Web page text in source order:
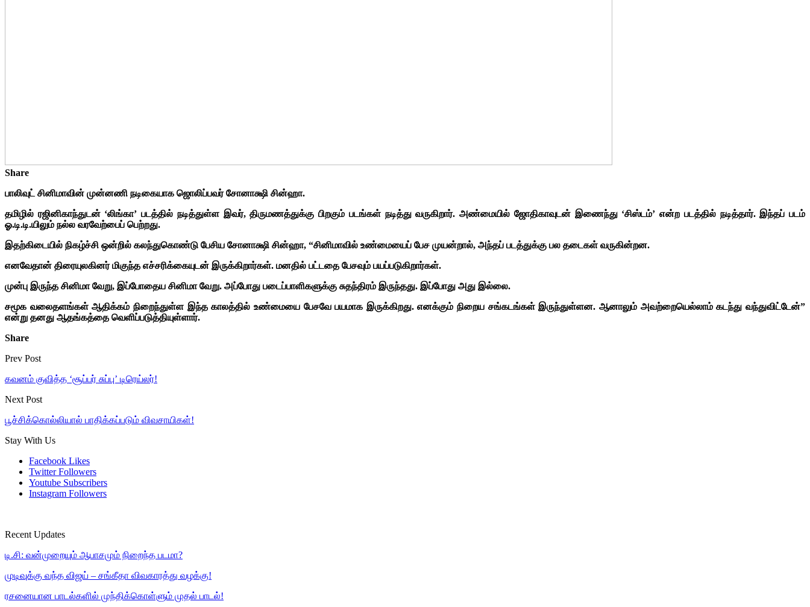
Share
பாலிவுட் சினிமாவின் முன்னணி நடிகையாக ஜொலிப்பவர் சோனாக்ஷி சின்ஹா.
தமிழில் ரஜினிகாந்துடன் ‘லிங்கா’ படத்தில் நடித்துள்ள இவர், திருமணத்துக்கு பிறகும் படங்கள் நடித்து வருகிறார். அண்மையில் ஜோதிகாவுடன் இணைந்து ‘சிஸ்டம்’ என்ற படத்தில் நடித்தார். இந்தப் படம்
ஓ.டி.டி.யிலும் நல்ல வரவேற்பைப் பெற்றது.
இதற்கிடையில் நிகழ்ச்சி ஒன்றில் கலந்துகொண்டு பேசிய சோனாக்ஷி சின்ஹா, “சினிமாவில் உண்மையைப் பேச முயன்றால், அந்தப் படத்துக்கு பல தடைகள் வருகின்றன.
எனவேதான் திரையுலகினர் மிகுந்த எச்சரிக்கையுடன் இருக்கிறார்கள். மனதில் பட்டதை பேசவும் பயப்படுகிறார்கள்.
முன்பு இருந்த சினிமா வேறு, இப்போதைய சினிமா வேறு. அப்போது படைப்பாளிகளுக்கு சுதந்திரம் இருந்தது. இப்போது அது இல்லை.
சமூக வலைதளங்கள் ஆதிக்கம் நிறைந்துள்ள இந்த காலத்தில் உண்மையை பேசவே பயமாக இருக்கிறது. எனக்கும் நிறைய சங்கடங்கள் இருந்துள்ளன. ஆனாலும் அவற்றையெல்லாம் கடந்து வந்துவிட்டேன்”
என்று தனது ஆதங்கத்தை வெளிப்படுத்தியுள்ளார்.
Share
Prev Post
கவனம் குவித்த ‘சூப்பர் சுப்பு’ டிரெய்லர்!
Next Post
பூச்சிக்கொல்லியால் பாதிக்கப்படும் விவசாயிகள்!
Stay With Us
Facebook Likes
Twitter Followers
Youtube Subscribers
Instagram Followers
Recent Updates
டி.சி: வன்முறையும் ஆபாசமும் நிறைந்த படமா?
முடிவுக்கு வந்த விஜய் – சங்கீதா விவகாரத்து வழக்கு!
ரசனையான பாடல்களில் முந்திக்கொள்ளும் முதல் பாடல்!